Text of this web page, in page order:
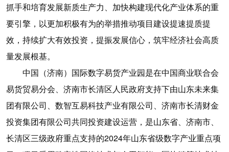
抓手和培育发展新质生产力、加快构建现代化产业体系的重
要引擎，以更加积极有为的举措推动项目建设提速提质提
效，持续扩大有效投资，提振发展信心，筑牢经济社会高质
量发展根基。
中国（济南）国际数字易货产业园是在中国商业联合会
易货贸易分会、济南市长清区人民政府支持下由山东未来集
团有限公司、数智互易科技产业有限公司、济南市长清财金
投资集团有限公司共同投资建设运营，是山东省、济南市、
长清区三级政府重点支持的2024年山东省级数字产业重点项